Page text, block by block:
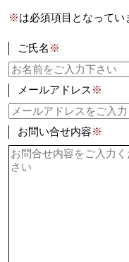
※は必須項目となってい
ご氏名 ※
メールアドレス ※
お問い合せ内容※